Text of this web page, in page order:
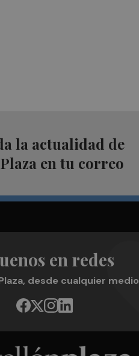
la actualidad de
en tu correo
en redes
desde cualquier medio